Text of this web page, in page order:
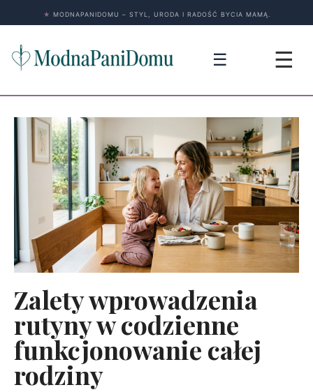
★ MODNAPANIDOMU – STYL, URODA I RADOŚĆ BYCIA MAMĄ.
☰ ☰
Zalety wprowadzenia
rutyny w codzienne
funkcjonowanie całej
rodziny